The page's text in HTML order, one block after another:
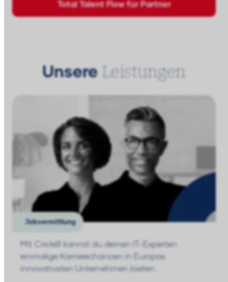
Total Talent Flow für Partner
Unsere Leistungen
Jobvermittlung
Mit Circle8 kannst du deinen IT-Experten
einmalige Karrierechancen in Europas
innovativsten Unternehmen bieten.